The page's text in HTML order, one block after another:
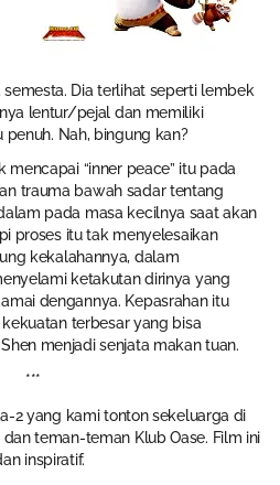
Dia terlihat seperti lembek
lentur/pejal dan memiliki
Nah, bingung kan?
mencapai “inner peace” itu pada
trauma bawah sadar tentang
pada masa kecilnya saat akan
proses itu tak menyelesaikan
kekalahannya, dalam
ketakutan dirinya yang
dengannya. Kepasrahan itu
terbesar yang bisa
menjadi senjata makan tuan.
***
2 yang kami tonton sekeluarga di
teman-teman Klub Oase. Film ini
inspiratif.